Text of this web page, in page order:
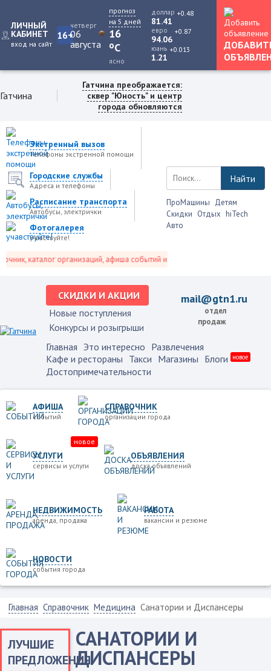
ЛИЧНЫЙ
КАБИНЕТ
вход на сайт
16+
четверг
06
августа
прогноз
на 5 дней
16
oC
ясно
доллар
81.41
+0.48
евро
94.06
+0.87
юань
1.21
+0.013
Гатчина
Гатчина преображается:
сквер "Юность" и центр
города обновляются
Экстренный вызов
Телефоны экстренной помощи
Городские службы
Адреса и телефоны
Расписание транспорта
Автобусы, электрички
Фотогалерея
учавствуйте!
каталог организаций, афиша событий и не только это.
Найти
ПроМашины Детям
Скидки Отдых hiTech
Авто
СКИДКИ И АКЦИИ
Новые поступления
Конкурсы и розыгрыши
mail@gtn1.ru
отдел
продаж
Главная Это интересно Развлечения
Кафе и рестораны Такси Магазины Блоги новое
Достопримечательности
АФИША
событий
СПРАВОЧНИК
организации города
УСЛУГИ
сервисы и услуги
новое
ОБЪЯВЛЕНИЯ
доска объявлений
НЕДВИЖИМОСТЬ
аренда, продажа
РАБОТА
вакансии и резюме
НОВОСТИ
события города
Главная Справочник Медицина Санатории и Диспансеры
ЛУЧШИЕ
ПРЕДЛОЖЕНИЯ
САНАТОРИИ И
ДИСПАНСЕРЫ